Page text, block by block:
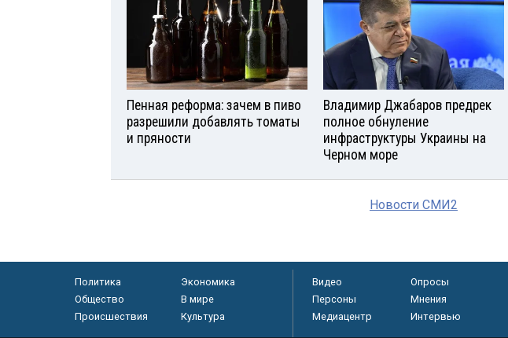
Пенная реформа: зачем в пиво
разрешили добавлять томаты
и пряности
Владимир Джабаров предрек
полное обнуление
инфраструктуры Украины на
Черном море
Новости СМИ2
Политика
Экономика
Общество
В мире
Происшествия
Культура
Видео Опросы
Персоны
Мнения
Медиацентр
Интервью